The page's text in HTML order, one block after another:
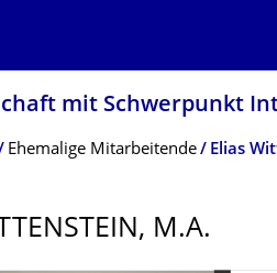
mit Schwerpunkt
Ehemalige Mitarbeitende Elias
M.A.